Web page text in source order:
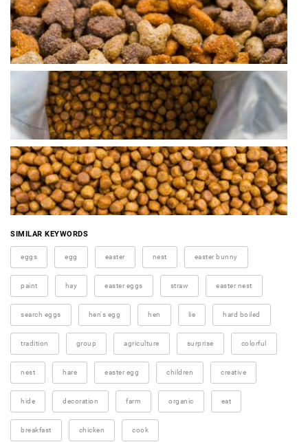
SIMILAR KEYWORDS
eggs egg easter nest easter bunny
paint hay easter eggs straw easter nest
search eggs hen's egg hen lie hard boiled
tradition group agriculture surprise colorful
nest hare easter egg children creative
hide decoration farm organic eat
breakfast chicken cook